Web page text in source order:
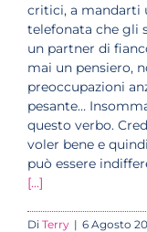
critici, a mandarti
telefonata che gli
un partner di
mai un pensiero,
preoccupazioni
pesante…
questo verbo.
voler bene e
può essere
[...]
Di Terry | 6 Agosto